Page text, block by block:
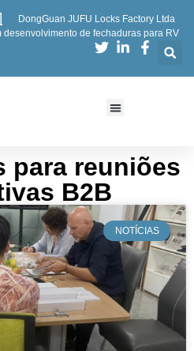
DongGuan JUFU Locks Factory Ltda
de fechaduras para RV
para reuniões
B2B
NOTÍCIAS